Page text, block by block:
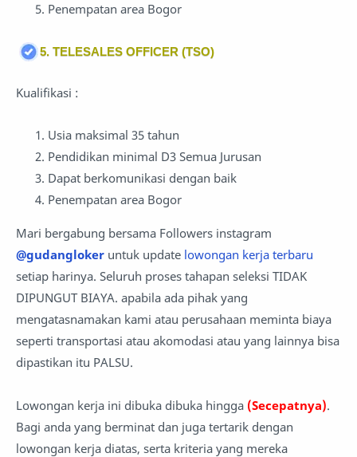
Penempatan area Bogor
5. TELESALES OFFICER (TSO)
Kualifikasi :
Usia maksimal 35 tahun
Pendidikan minimal D3 Semua Jurusan
Dapat berkomunikasi dengan baik
Penempatan area Bogor
Mari bergabung bersama Followers instagram
@gudangloker untuk update lowongan kerja terbaru
setiap harinya. Seluruh proses tahapan seleksi TIDAK
DIPUNGUT BIAYA. apabila ada pihak yang
mengatasnamakan kami atau perusahaan meminta biaya
seperti transportasi atau akomodasi atau yang lainnya bisa
dipastikan itu PALSU.
Lowongan kerja ini dibuka dibuka hingga (Secepatnya).
Bagi anda yang berminat dan juga tertarik dengan
lowongan kerja diatas, serta kriteria yang mereka